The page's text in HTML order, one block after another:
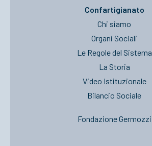
Confartigianato
Chi siamo
Organi Sociali
Le Regole del Sistema
La Storia
Video Istituzionale
Bilancio Sociale
Fondazione Germozzi